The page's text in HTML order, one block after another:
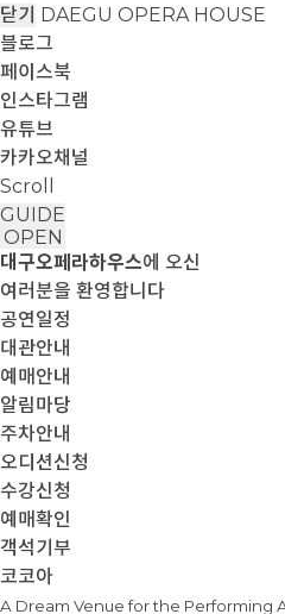
닫기 DAEGU OPERA HOUSE
블로그
페이스북
인스타그램
유튜브
카카오채널
Scroll
GUIDE
OPEN
대구오페라하우스에 오신
여러분을 환영합니다
공연일정
대관안내
예매안내
알림마당
주차안내
오디션신청
수강신청
예매확인
객석기부
코코아
A Dream Venue for the Performing